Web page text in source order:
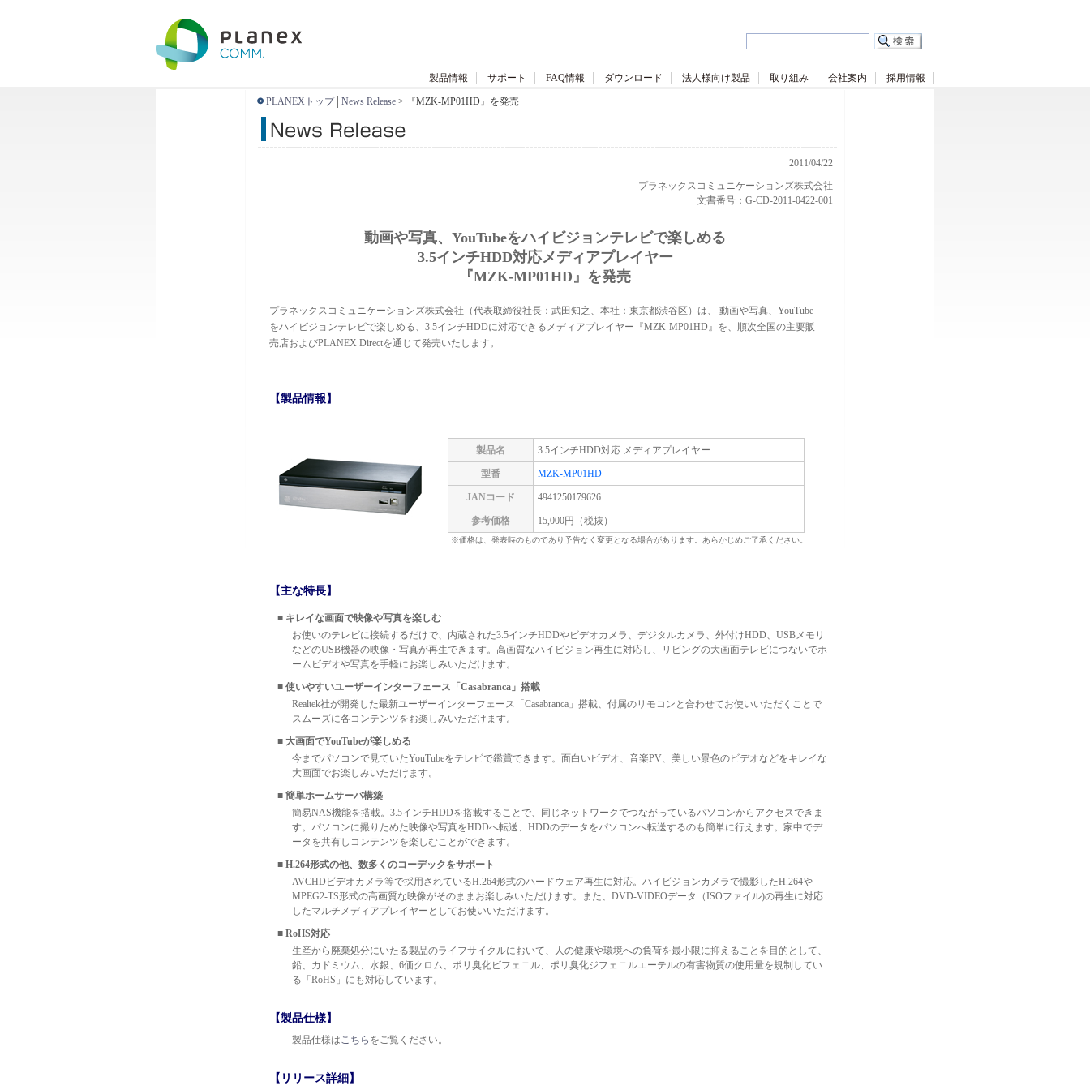
製品情報 サポート FAQ情報 ダウンロード 法人様向け製品 取り組み 会社案内 採用情報
PLANEXトップ│ News Release> 『MZK-MP01HD』を発売
2011/04/22
プラネックスコミュニケーションズ株式会社
文書番号：G-CD-2011-0422-001
動画や写真、YouTubeをハイビジョンテレビで楽しめる
3.5インチHDD対応メディアプレイヤー
『MZK-MP01HD』を発売
プラネックスコミュニケーションズ株式会社（代表取締役社長：武田知之、本社：東京都渋谷区）は、 動画や写真、YouTube
をハイビジョンテレビで楽しめる、3.5インチHDDに対応できるメディアプレイヤー『MZK-MP01HD』を、順次全国の主要販
売店およびPLANEX Directを通じて発売いたします。
【製品情報】
製品名 3.5インチHDD対応 メディアプレイヤー
型番 MZK-MP01HD
JANコード 4941250179626
参考価格 15,000円（税抜）
※価格は、発表時のものであり予告なく変更となる場合があります。あらかじめご了承ください。
【主な特長】
■ キレイな画面で映像や写真を楽しむ
お使いのテレビに接続するだけで、内蔵された3.5インチHDDやビデオカメラ、デジタルカメラ、外付けHDD、USBメモリ
などのUSB機器の映像・写真が再生できます。高画質なハイビジョン再生に対応し、リビングの大画面テレビにつないでホ
ームビデオや写真を手軽にお楽しみいただけます。
■ 使いやすいユーザーインターフェース「Casabranca」搭載
Realtek社が開発した最新ユーザーインターフェース「Casabranca」搭載、付属のリモコンと合わせてお使いいただくことで
スムーズに各コンテンツをお楽しみいただけます。
■ 大画面でYouTubeが楽しめる
今までパソコンで見ていたYouTubeをテレビで鑑賞できます。面白いビデオ、音楽PV、美しい景色のビデオなどをキレイな
大画面でお楽しみいただけます。
■ 簡単ホームサーバ構築
簡易NAS機能を搭載。3.5インチHDDを搭載することで、同じネットワークでつながっているパソコンからアクセスできま
す。パソコンに撮りためた映像や写真をHDDへ転送、HDDのデータをパソコンへ転送するのも簡単に行えます。家中でデ
ータを共有しコンテンツを楽しむことができます。
■ H.264形式の他、数多くのコーデックをサポート
AVCHDビデオカメラ等で採用されているH.264形式のハードウェア再生に対応。ハイビジョンカメラで撮影したH.264や
MPEG2-TS形式の高画質な映像がそのままお楽しみいただけます。また、DVD-VIDEOデータ（ISOファイル)の再生に対応
したマルチメディアプレイヤーとしてお使いいただけます。
■ RoHS対応
生産から廃棄処分にいたる製品のライフサイクルにおいて、人の健康や環境への負荷を最小限に抑えることを目的として、
鉛、カドミウム、水銀、6価クロム、ポリ臭化ビフェニル、ポリ臭化ジフェニルエーテルの有害物質の使用量を規制してい
る「RoHS」にも対応しています。
【製品仕様】
製品仕様はこちら をご覧ください。
【リリース詳細】